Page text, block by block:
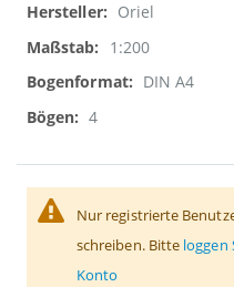
Oriel
1:200
DIN A4
4
Nur registrierte
schreiben. Bitte loggen
Konto